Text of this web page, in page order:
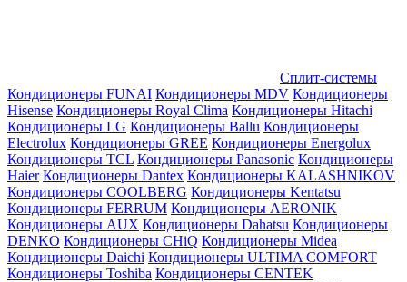
Сплит-системы
Кондиционеры FUNAI Кондиционеры MDV Кондиционеры
Hisense Кондиционеры Royal Clima Кондиционеры Hitachi
Кондиционеры LG Кондиционеры Ballu Кондиционеры
Electrolux Кондиционеры GREE Кондиционеры Energolux
Кондиционеры TCL Кондиционеры Panasonic Кондиционеры
Haier Кондиционеры Dantex Кондиционеры KALASHNIKOV
Кондиционеры СOOLBERG Кондиционеры Kentatsu
Кондиционеры FERRUM Кондиционеры AERONIK
Кондиционеры AUX Кондиционеры Dahatsu Кондиционеры
DENKO Кондиционеры CHiQ Кондиционеры Midea
Кондиционеры Daichi Кондиционеры ULTIMA COMFORT
Кондиционеры Toshiba Кондиционеры CENTEK